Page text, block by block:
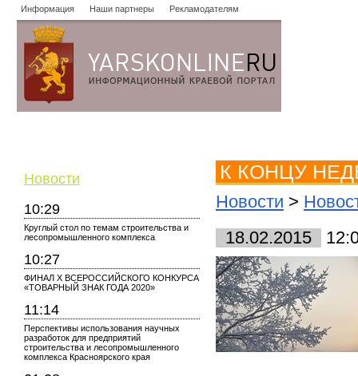
Информация Наши партнеры Рекламодателям
Новости
10:29
Круглый стол по темам строительства и
лесопромышленного комплекса
10:27
ФИНАЛ X ВСЕРОССИЙСКОГО КОНКУРСА
«ТОВАРНЫЙ ЗНАК ГОДА 2020»
11:14
Перспективы использования научных
разработок для предприятий
строительства и лесопромышленного
комплекса Красноярского края
К КОНЦУ
Новости >
18.02.2015